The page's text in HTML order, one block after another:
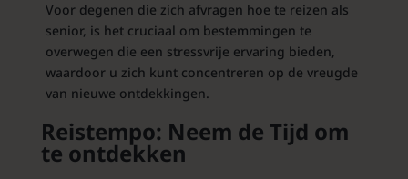
Voor degenen die zich afvragen hoe te reizen als
senior, is het cruciaal om bestemmingen te
overwegen die een stressvrije ervaring bieden,
waardoor u zich kunt concentreren op de vreugde
van nieuwe ontdekkingen.
Reistempo: Neem de Tijd om
te ontdekken